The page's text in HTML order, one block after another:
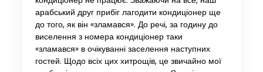
арабський друг прибіг лагодити кондиціонер ще
до того, як він «зламався». До речі, за годину до
виселення з номера кондиціонер таки
«зламався» в очікуванні заселення наступних
гостей. Щодо всіх цих хитрощів, це звичайно мої